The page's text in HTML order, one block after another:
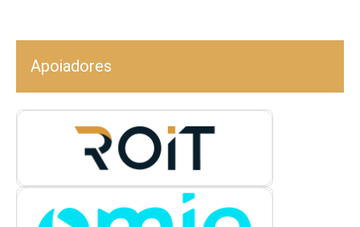
Apoiadores